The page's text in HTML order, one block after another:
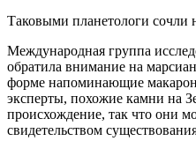
Таковыми планетологи сочли
Международная группа
обратила внимание на
форме напоминающие
эксперты, похожие камни на
происхождение, так что они
свидетельством